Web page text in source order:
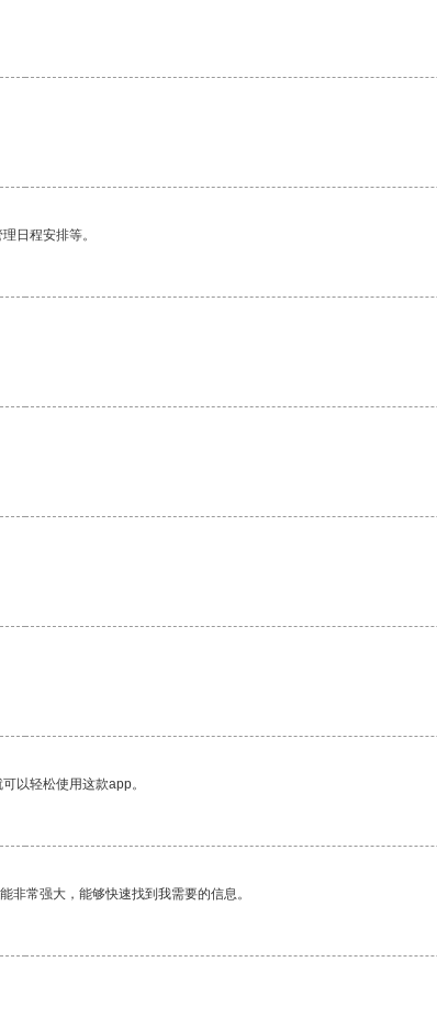
日程安排等。
以轻松使用这款app。
常强大，能够快速找到我需要的信息。